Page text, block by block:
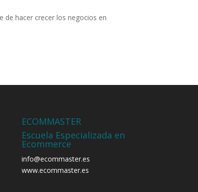
de hacer crecer los negocios en
ECOMMASTER
Escuela Especializada en
Ecommerce
info@ecommaster.es
www.ecommaster.es